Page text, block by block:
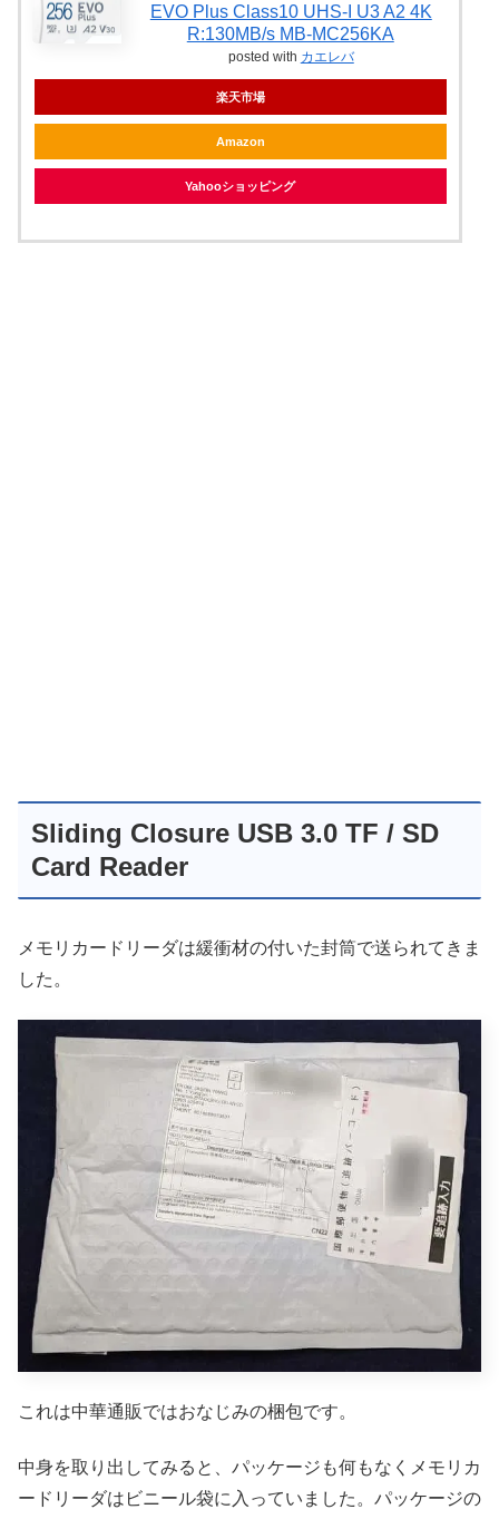
EVO Plus Class10 UHS-I U3 A2 4K
R:130MB/s MB-MC256KA
posted with カエレバ
楽天市場
Amazon
Yahooショッピング
Sliding Closure USB 3.0 TF / SD
Card Reader
メモリカードリーダは緩衝材の付いた封筒で送られてきま
した。
これは中華通販ではおなじみの梱包です。
中身を取り出してみると、パッケージも何もなくメモリカ
ードリーダはビニール袋に入っていました。パッケージの